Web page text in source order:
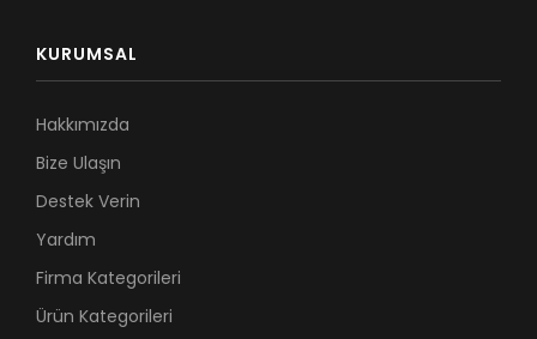
KURUMSAL
Hakkımızda
Bize Ulaşın
Destek Verin
Yardım
Firma Kategorileri
Ürün Kategorileri